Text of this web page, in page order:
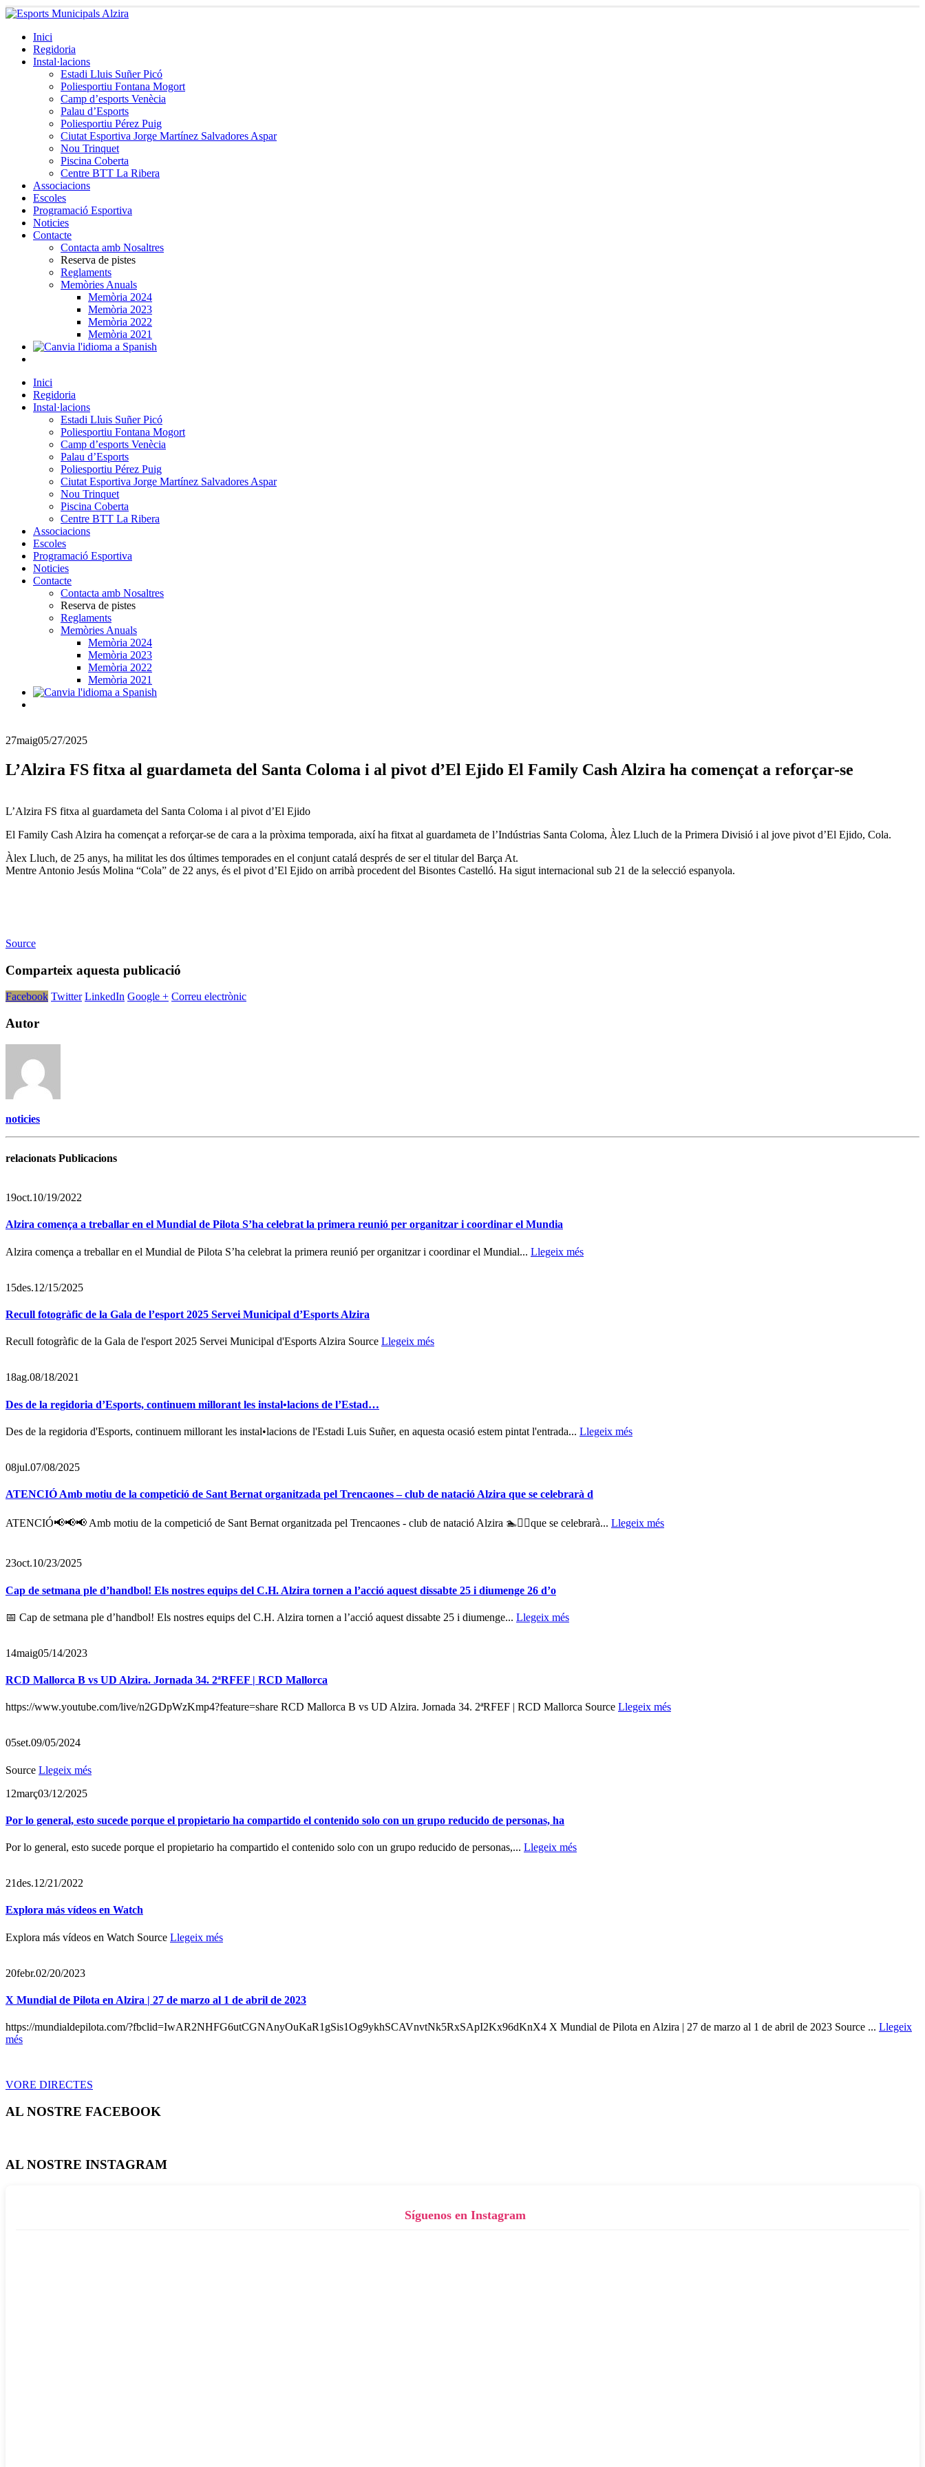
Inici
Regidoria
Instal·lacions
Estadi Lluis Suñer Picó
Poliesportiu Fontana Mogort
Camp d’esports Venècia
Palau d’Esports
Poliesportiu Pérez Puig
Ciutat Esportiva Jorge Martínez Salvadores Aspar
Nou Trinquet
Piscina Coberta
Centre BTT La Ribera
Associacions
Escoles
Programació Esportiva
Noticies
Contacte
Contacta amb Nosaltres
Reserva de pistes
Reglaments
Memòries Anuals
Memòria 2024
Memòria 2023
Memòria 2022
Memòria 2021
Inici
Regidoria
Instal·lacions
Estadi Lluis Suñer Picó
Poliesportiu Fontana Mogort
Camp d’esports Venècia
Palau d’Esports
Poliesportiu Pérez Puig
Ciutat Esportiva Jorge Martínez Salvadores Aspar
Nou Trinquet
Piscina Coberta
Centre BTT La Ribera
Associacions
Escoles
Programació Esportiva
Noticies
Contacte
Contacta amb Nosaltres
Reserva de pistes
Reglaments
Memòries Anuals
Memòria 2024
Memòria 2023
Memòria 2022
Memòria 2021
27maig05/27/2025
L’Alzira FS fitxa al guardameta del Santa Coloma i al pivot d’El Ejido El Family Cash Alzira ha començat a reforçar-se
L’Alzira FS fitxa al guardameta del Santa Coloma i al pivot d’El Ejido
El Family Cash Alzira ha començat a reforçar-se de cara a la pròxima temporada, així ha fitxat al guardameta de l’Indústrias Santa Coloma, Àlez Lluch de la Primera Divisió i al jove pivot d’El Ejido, Cola.
Àlex Lluch, de 25 anys, ha militat les dos últimes temporades en el conjunt catalá després de ser el titular del Barça At.
Mentre Antonio Jesús Molina “Cola” de 22 anys, és el pivot d’El Ejido on arribà procedent del Bisontes Castelló. Ha sigut internacional sub 21 de la selecció espanyola.
Source
Comparteix aquesta publicació
Facebook Twitter LinkedIn Google + Correu electrònic
Autor
noticies
relacionats Publicacions
19oct.10/19/2022
Alzira comença a treballar en el Mundial de Pilota S’ha celebrat la primera reunió per organitzar i coordinar el Mundia
Alzira comença a treballar en el Mundial de Pilota S’ha celebrat la primera reunió per organitzar i coordinar el Mundial... Llegeix més
15des.12/15/2025
Recull fotogràfic de la Gala de l’esport 2025 Servei Municipal d’Esports Alzira
Recull fotogràfic de la Gala de l'esport 2025 Servei Municipal d'Esports Alzira Source Llegeix més
18ag.08/18/2021
Des de la regidoria d’Esports, continuem millorant les instal•lacions de l’Estad…
Des de la regidoria d'Esports, continuem millorant les instal•lacions de l'Estadi Luis Suñer, en aquesta ocasió estem pintat l'entrada... Llegeix més
08jul.07/08/2025
ATENCIÓ Amb motiu de la competició de Sant Bernat organitzada pel Trencaones – club de natació Alzira que se celebrarà d
ATENCIÓ📢📢📢 Amb motiu de la competició de Sant Bernat organitzada pel Trencaones - club de natació Alzira 🏊🏊‍♂️que se celebrarà... Llegeix més
23oct.10/23/2025
Cap de setmana ple d’handbol! Els nostres equips del C.H. Alzira tornen a l’acció aquest dissabte 25 i diumenge 26 d’o
📅 Cap de setmana ple d’handbol! Els nostres equips del C.H. Alzira tornen a l’acció aquest dissabte 25 i diumenge... Llegeix més
14maig05/14/2023
RCD Mallorca B vs UD Alzira. Jornada 34. 2ªRFEF | RCD Mallorca
https://www.youtube.com/live/n2GDpWzKmp4?feature=share RCD Mallorca B vs UD Alzira. Jornada 34. 2ªRFEF | RCD Mallorca Source Llegeix més
05set.09/05/2024
Source Llegeix més
12març03/12/2025
Por lo general, esto sucede porque el propietario ha compartido el contenido solo con un grupo reducido de personas, ha
Por lo general, esto sucede porque el propietario ha compartido el contenido solo con un grupo reducido de personas,... Llegeix més
21des.12/21/2022
Explora más vídeos en Watch
Explora más vídeos en Watch Source Llegeix més
20febr.02/20/2023
X Mundial de Pilota en Alzira | 27 de marzo al 1 de abril de 2023
https://mundialdepilota.com/?fbclid=IwAR2NHFG6utCGNAnyOuKaR1gSis1Og9ykhSCAVnvtNk5RxSApI2Kx96dKnX4 X Mundial de Pilota en Alzira | 27 de marzo al 1 de abril de 2023 Source ... Llegeix
més
VORE DIRECTES
AL NOSTRE FACEBOOK
AL NOSTRE INSTAGRAM
Síguenos en Instagram